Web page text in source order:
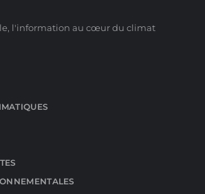
l'information au cœur du climat